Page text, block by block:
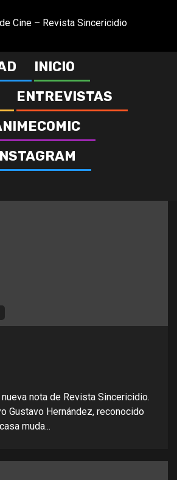
INICIO
ENTREVISTAS
nota de Revista Sincericidio.
Gustavo Hernández, reconocido
muda...